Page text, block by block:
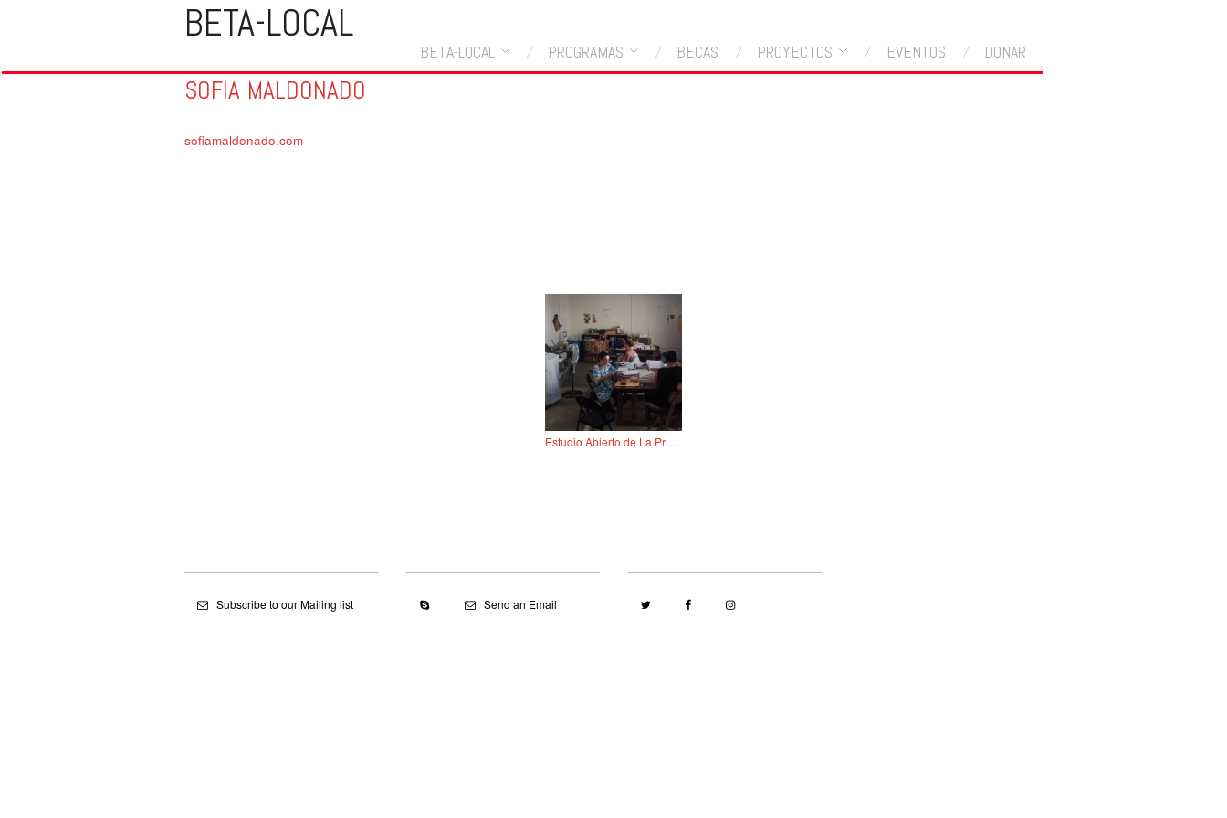
BETA-LOCAL
BETA-LOCAL PROGRAMAS BECAS PROYECTOS EVENTOS DONAR
SOFIA MALDONADO
sofiamaldonado.com
Estudio Abierto de La Práctica – 3 y 7/mayo
Subscribe to our Mailing list Send an Email